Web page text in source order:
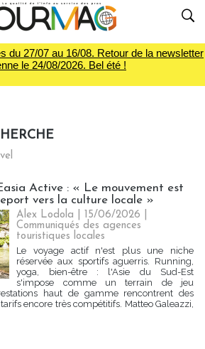
du 27/07 au 16/08. Retour de la newsletter
le 24/08/2026. Bel été !
Active : « Le mouvement est
vers la culture locale »
Alex Lodola | 15/06/2026
Communiqués des agences
touristiques locales
Le voyage actif n'est plus une niche
réservée aux sportifs aguerris. Running,
yoga, bien-être : l'Asie du Sud-Est
s'impose comme un terrain de jeu
haut de gamme rencontrent des
encore très compétitifs. Matteo Galeazzi,